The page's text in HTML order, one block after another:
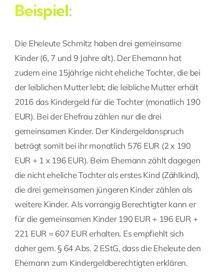
Beispiel:
Die Eheleute Schmitz haben drei gemeinsame
Kinder (6, 7 und 9 Jahre alt). Der Ehemann hat
zudem eine 15jährige nicht eheliche Tochter, die bei
der leiblichen Mutter lebt; die leibliche Mutter erhält
2016 das Kindergeld für die Tochter (monatlich 190
EUR). Bei der Ehefrau zählen nur die drei
gemeinsamen Kinder. Der Kindergeldanspruch
beträgt somit bei ihr monatlich 576 EUR (2 x 190
EUR + 1 x 196 EUR). Beim Ehemann zählt dagegen
die nicht eheliche Tochter als erstes Kind (Zählkind),
die drei gemeinsamen jüngeren Kinder zählen als
weitere Kinder. Als vorrangig Berechtigter kann er
für die gemeinsamen Kinder 190 EUR + 196 EUR +
221 EUR = 607 EUR erhalten. Es empfiehlt sich
daher gem. § 64 Abs. 2 EStG, dass die Eheleute den
Ehemann zum Kindergeldberechtigten erklären.